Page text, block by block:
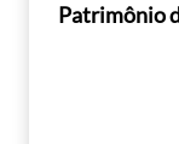
Patrimônio